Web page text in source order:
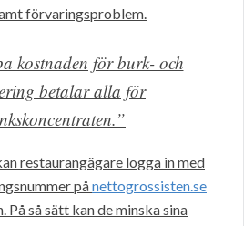
förvaringsproblem.
kostnaden för burk- och
betalar alla för
restaurangägare logga in med
pånettogrossisten.se
så sätt kan de minska sina